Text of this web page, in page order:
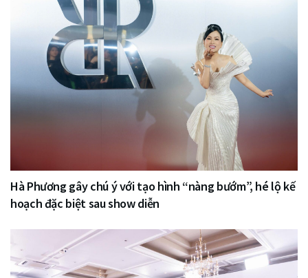
Hà Phương gây chú ý với tạo hình “nàng bướm”, hé lộ kế
hoạch đặc biệt sau show diễn